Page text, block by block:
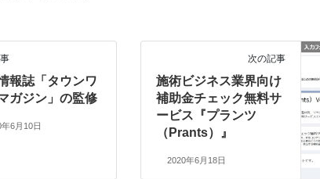
報誌「タウンワ
ガジン」の監修
6月10日
次の記事
施術ビジネス業界向け
補助金チェック無料サ
ービス『プランツ
（Prants）』
2020年6月18日